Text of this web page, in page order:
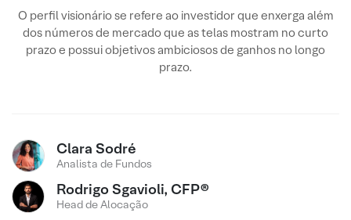
O perfil visionário se refere ao investidor que enxerga além
dos números de mercado que as telas mostram no curto
prazo e possui objetivos ambiciosos de ganhos no longo
prazo.
Clara Sodré
Analista de Fundos
Rodrigo Sgavioli, CFP®
Head de Alocação